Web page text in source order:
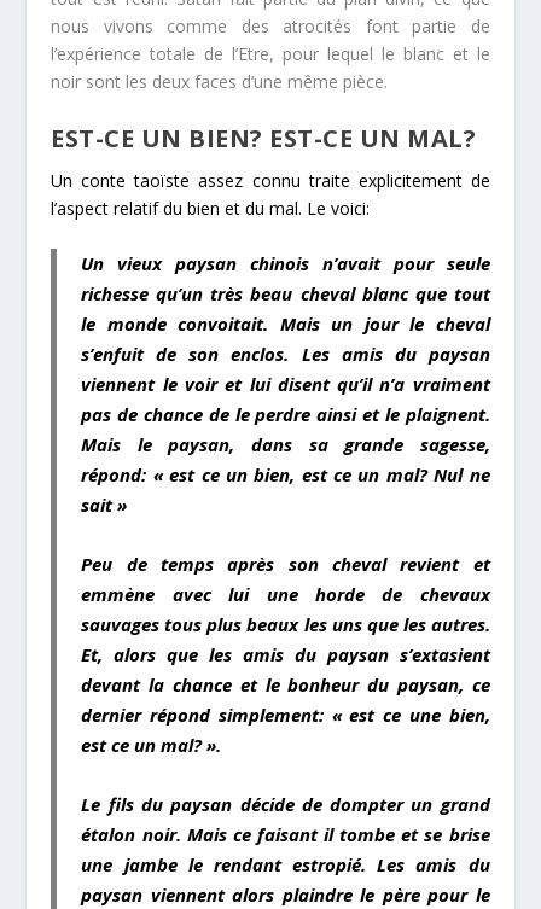
nous vivons comme des atrocités font partie de
l’expérience totale de l’Etre, pour lequel le blanc et le
noir sont les deux faces d’une même pièce.
EST-CE UN BIEN? EST-CE UN MAL?
Un conte taoïste assez connu traite explicitement de
l’aspect relatif du bien et du mal. Le voici:
Un vieux paysan chinois n’avait pour seule
richesse qu’un très beau cheval blanc que tout
le monde convoitait. Mais un jour le cheval
s’enfuit de son enclos. Les amis du paysan
viennent le voir et lui disent qu’il n’a vraiment
pas de chance de le perdre ainsi et le plaignent.
Mais le paysan, dans sa grande sagesse,
répond: « est ce un bien, est ce un mal? Nul ne
sait »
Peu de temps après son cheval revient et
emmène avec lui une horde de chevaux
sauvages tous plus beaux les uns que les autres.
Et, alors que les amis du paysan s’extasient
devant la chance et le bonheur du paysan, ce
dernier répond simplement: « est ce une bien,
est ce un mal? ».
Le fils du paysan décide de dompter un grand
étalon noir. Mais ce faisant il tombe et se brise
une jambe le rendant estropié. Les amis du
paysan viennent alors plaindre le père pour le